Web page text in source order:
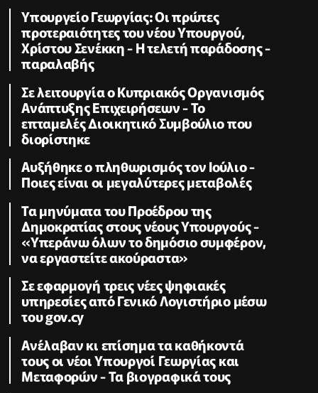
Υπουργείο Γεωργίας: Οι πρώτες
προτεραιότητες του νέου Υπουργού,
Χρίστου Σενέκκη - Η τελετή παράδοσης -
παραλαβής
Σε λειτουργία ο Κυπριακός Οργανισμός
Ανάπτυξης Επιχειρήσεων - To
επταμελές Διοικητικό Συμβούλιο που
διορίστηκε
Aυξήθηκε o πληθωρισμός τον Ιούλιο -
Ποιες είναι οι μεγαλύτερες μεταβολές
Τα μηνύματα του Προέδρου της
Δημοκρατίας στους νέους Υπουργούς -
«Υπεράνω όλων το δημόσιο συμφέρον,
να εργαστείτε ακούραστα»
Σε εφαρμογή τρεις νέες ψηφιακές
υπηρεσίες από Γενικό Λογιστήριο μέσω
του gov.cy
Ανέλαβαν κι επίσημα τα καθήκοντά
τους οι νέοι Υπουργοί Γεωργίας και
Μεταφορών - Τα βιογραφικά τους